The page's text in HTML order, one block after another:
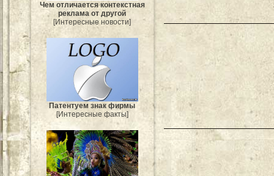
Чем отличается контекстная
реклама от другой
[Интересные новости]
Патентуем знак фирмы
[Интересные факты]